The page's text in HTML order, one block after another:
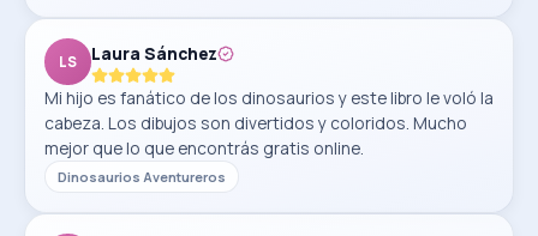
LS
Laura Sánchez
Mi hijo es fanático de los dinosaurios y este libro le voló la
cabeza. Los dibujos son divertidos y coloridos. Mucho
mejor que lo que encontrás gratis online.
Dinosaurios Aventureros